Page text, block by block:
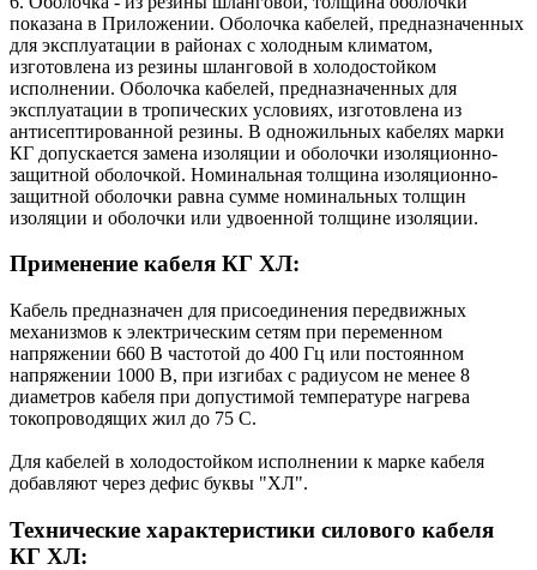
показана в Приложении. Оболочка кабелей, предназначенных
для эксплуатации в районах с холодным климатом,
изготовлена из резины шланговой в холодостойком
исполнении. Оболочка кабелей, предназначенных для
эксплуатации в тропических условиях, изготовлена из
антисептированной резины. В одножильных кабелях марки
КГ допускается замена изоляции и оболочки изоляционно-
защитной оболочкой. Номинальная толщина изоляционно-
защитной оболочки равна сумме номинальных толщин
изоляции и оболочки или удвоенной толщине изоляции.
Применение кабеля КГ ХЛ:
Кабель предназначен для присоединения передвижных
механизмов к электрическим сетям при переменном
напряжении 660 В частотой до 400 Гц или постоянном
напряжении 1000 В, при изгибах с радиусом не менее 8
диаметров кабеля при допустимой температуре нагрева
токопроводящих жил до 75 С.
Для кабелей в холодостойком исполнении к марке кабеля
добавляют через дефис буквы "ХЛ".
Технические характеристики силового кабеля
КГ ХЛ: